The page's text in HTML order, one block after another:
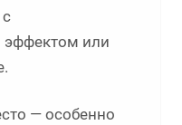
эффектом или
— особенно